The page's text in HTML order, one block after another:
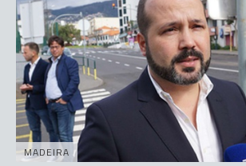
MADEIRA